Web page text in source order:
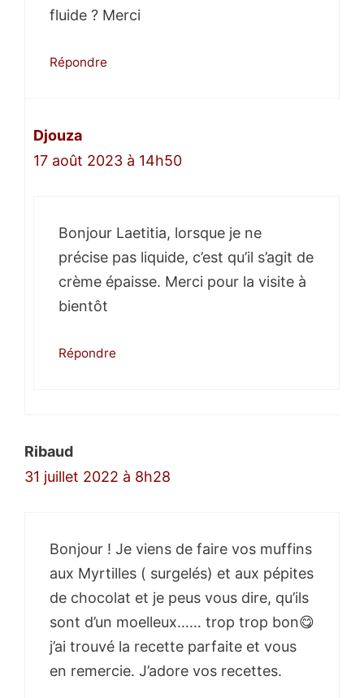
fluide ? Merci
Répondre
Djouza
17 août 2023 à 14h50
Bonjour Laetitia, lorsque je ne
précise pas liquide, c’est qu’il s’agit de
crème épaisse. Merci pour la visite à
bientôt
Répondre
Ribaud
31 juillet 2022 à 8h28
Bonjour ! Je viens de faire vos muffins
aux Myrtilles ( surgelés) et aux pépites
de chocolat et je peus vous dire, qu’ils
sont d’un moelleux…… trop trop bon😋
j’ai trouvé la recette parfaite et vous
en remercie. J’adore vos recettes.